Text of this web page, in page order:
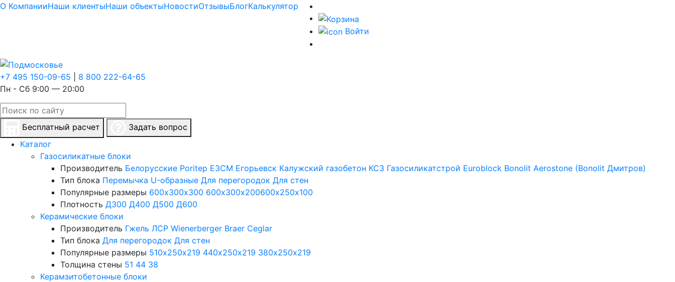
О КомпанииНаши клиентыНаши объектыНовостиОтзывыБлогКалькулятор
Войти
+7 495 150-09-65
8 800 222-64-65
Пн - Сб 9:00 — 20:00
Бесплатный расчет
Задать вопрос
Каталог
Газосиликатные блоки
Производитель Белорусские Poritep ЕЗСМ Егорьевск Калужский газобетон КСЗ Газосиликатстрой Euroblock Bonolit Aerostone (Bonolit Дмитров)
Тип блока Перемычка U-образные Для перегородок Для стен
Популярные размеры 600х300х300 600х300х200600х250х100
Плотность Д300 Д400 Д500 Д600
Керамические блоки
Производитель Гжель ЛСР Wienerberger Braer Ceglar
Тип блока Для перегородок Для стен
Популярные размеры 510х250х219 440х250х219 380х250х219
Толщина стены 51 44 38
Керамзитобетонные блоки